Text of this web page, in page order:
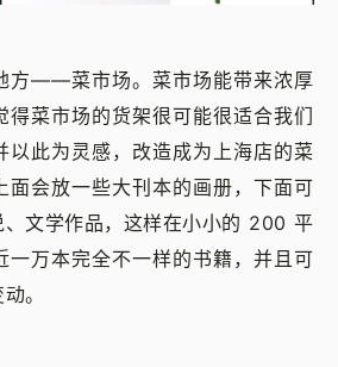
方——菜市场。菜市场能带来浓厚
得菜市场的货架很可能很适合我们
以此为灵感，改造成为上海店的菜
面会放一些大刊本的画册，下面可
、文学作品，这样在小小的 200 平
一万本完全不一样的书籍，并且可
。